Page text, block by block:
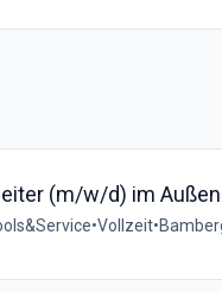
(m/w/d) im
•Vollzeit•